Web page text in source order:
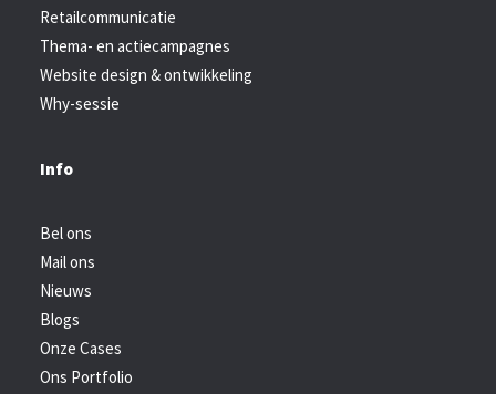
Retailcommunicatie
Thema- en actiecampagnes
Website design & ontwikkeling
Why-sessie
Info
Bel ons
Mail ons
Nieuws
Blogs
Onze Cases
Ons Portfolio